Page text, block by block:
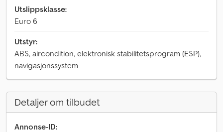
Utslippsklasse:
Euro 6
Utstyr:
ABS, aircondition, elektronisk stabilitetsprogram (ESP),
navigasjonssystem
Detaljer om tilbudet
Annonse-ID: